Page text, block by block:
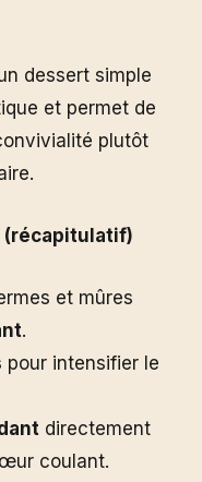
dessert simple
et permet de
plutôt
(récapitulatif)
et mûres
.
pour intensifier le
directement
coulant.